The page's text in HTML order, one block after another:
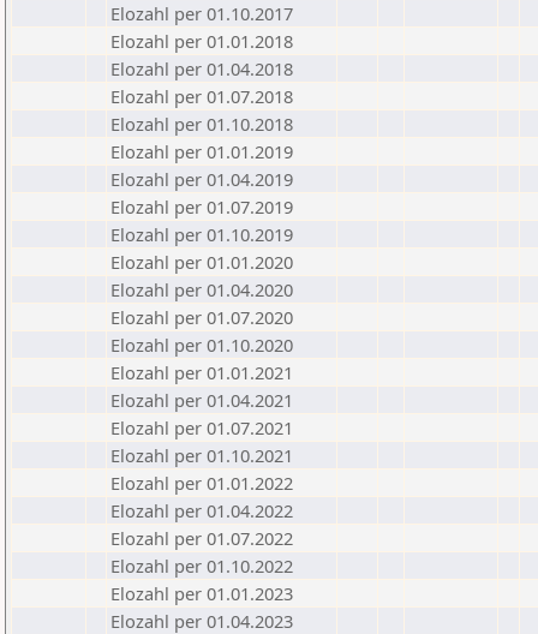
Elozahl per 01.10.2017
Elozahl per 01.01.2018
Elozahl per 01.04.2018
Elozahl per 01.07.2018
Elozahl per 01.10.2018
Elozahl per 01.01.2019
Elozahl per 01.04.2019
Elozahl per 01.07.2019
Elozahl per 01.10.2019
Elozahl per 01.01.2020
Elozahl per 01.04.2020
Elozahl per 01.07.2020
Elozahl per 01.10.2020
Elozahl per 01.01.2021
Elozahl per 01.04.2021
Elozahl per 01.07.2021
Elozahl per 01.10.2021
Elozahl per 01.01.2022
Elozahl per 01.04.2022
Elozahl per 01.07.2022
Elozahl per 01.10.2022
Elozahl per 01.01.2023
Elozahl per 01.04.2023